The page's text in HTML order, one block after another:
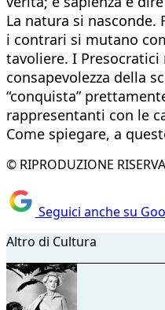
La natura si
i contrari si mutano
tavoliere. I Presocratici
consapevolezza della
“conquista”
rappresentanti con le
Come spiegare, a
© RIPRODUZIONE
Seguici anche su
Altro di Cultura